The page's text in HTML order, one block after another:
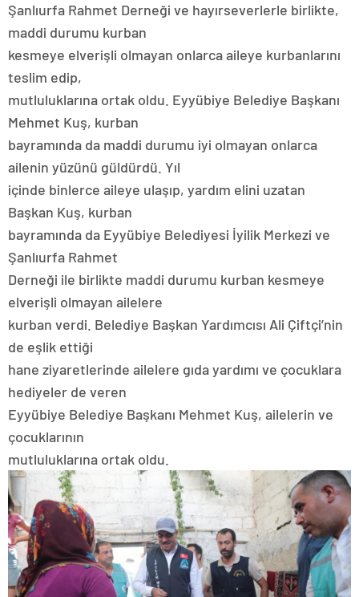
Şanlıurfa Rahmet Derneği ve hayırseverlerle birlikte,
maddi durumu kurban
kesmeye elverişli olmayan onlarca aileye kurbanlarını
teslim edip,
mutluluklarına ortak oldu. Eyyübiye Belediye Başkanı
Mehmet Kuş, kurban
bayramında da maddi durumu iyi olmayan onlarca
ailenin yüzünü güldürdü. Yıl
içinde binlerce aileye ulaşıp, yardım elini uzatan
Başkan Kuş, kurban
bayramında da Eyyübiye Belediyesi İyilik Merkezi ve
Şanlıurfa Rahmet
Derneği ile birlikte maddi durumu kurban kesmeye
elverişli olmayan ailelere
kurban verdi. Belediye Başkan Yardımcısı Ali Çiftçi’nin
de eşlik ettiği
hane ziyaretlerinde ailelere gıda yardımı ve çocuklara
hediyeler de veren
Eyyübiye Belediye Başkanı Mehmet Kuş, ailelerin ve
çocuklarının
mutluluklarına ortak oldu.